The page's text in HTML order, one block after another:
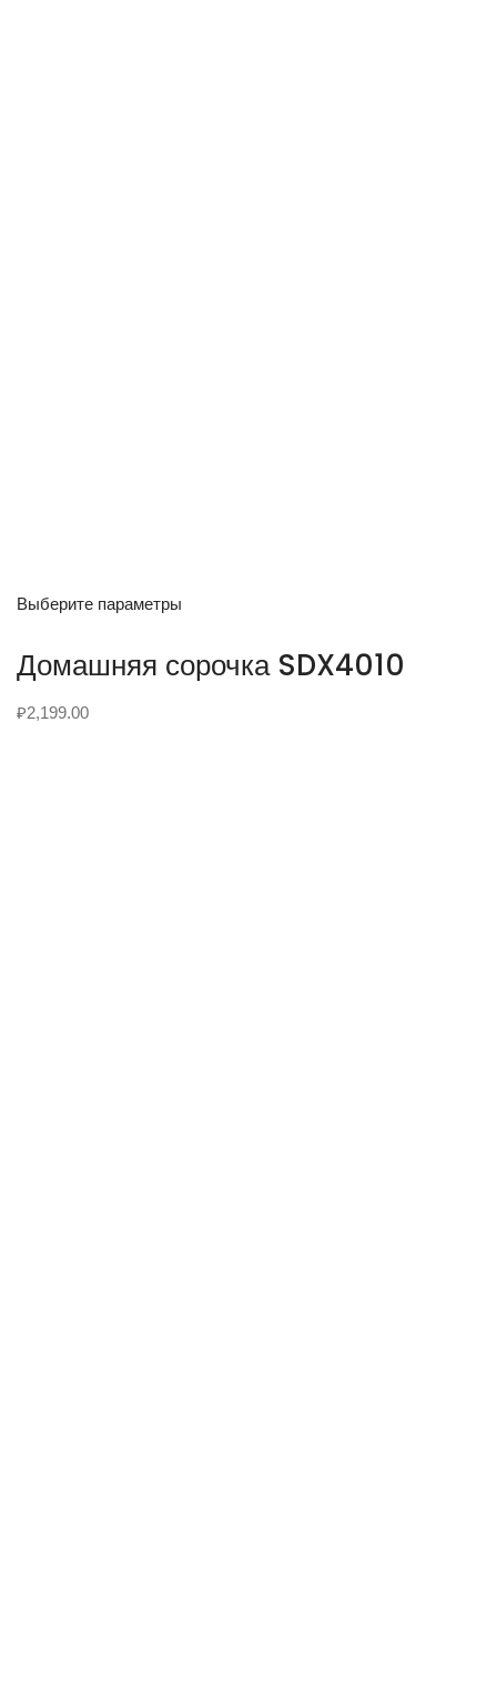
Выберите параметры
Домашняя сорочка SDX4010
₽2,199.00